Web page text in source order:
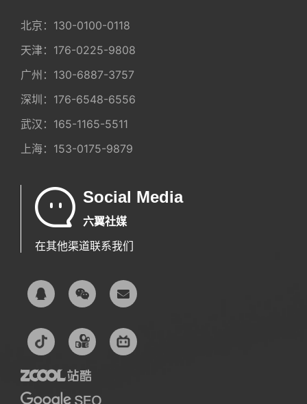
北京： 130-0100-0118
天津： 176-0225-9808
广州： 130-6887-3757
深圳： 176-6548-6556
武汉： 165-1165-5511
上海： 153-0175-9879
Social Media
六翼社媒
在其他渠道联系我们